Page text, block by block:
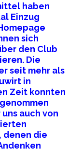
haben
Einzug
sich
den Club
Die
seit mehr als
in
Zeit konnten
auch von
denen die